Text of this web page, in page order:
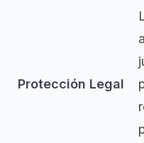
Protección Legal